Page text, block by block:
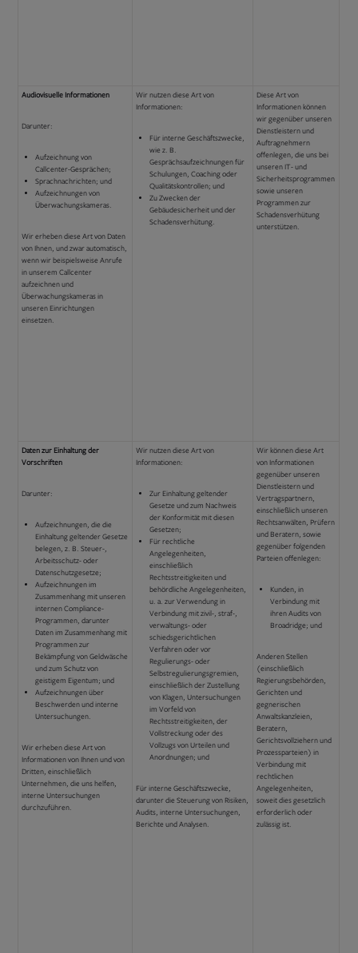
Audiovisuelle Informationen
Darunter:
Aufzeichnung von
Callcenter-Gesprächen;
Sprachnachrichten; und
Aufzeichnungen von
Überwachungskameras.
Wir erheben diese Art von Daten
von Ihnen, und zwar automatisch,
wenn wir beispielsweise Anrufe
in unserem Callcenter
aufzeichnen und
Überwachungskameras in
unseren Einrichtungen
einsetzen.
Wir nutzen diese Art von
Informationen:
Für interne Geschäftszwecke,
wie z. B.
Gesprächsaufzeichnungen für
Schulungen, Coaching oder
Qualitätskontrollen; und
Zu Zwecken der
Gebäudesicherheit und der
Schadensverhütung.
Diese Art von
Informationen können
wir gegenüber unseren
Dienstleistern und
Auftragnehmern
offenlegen, die uns bei
unseren IT- und
Sicherheitsprogrammen
sowie unseren
Programmen zur
Schadensverhütung
unterstützen.
Daten zur Einhaltung der
Vorschriften
Darunter:
Aufzeichnungen, die die
Einhaltung geltender Gesetze
belegen, z. B. Steuer-,
Arbeitsschutz- oder
Datenschutzgesetze;
Aufzeichnungen im
Zusammenhang mit unseren
internen Compliance-
Programmen, darunter
Daten im Zusammenhang mit
Programmen zur
Bekämpfung von Geldwäsche
und zum Schutz von
geistigem Eigentum; und
Aufzeichnungen über
Beschwerden und interne
Untersuchungen.
Wir erheben diese Art von
Informationen von Ihnen und von
Dritten, einschließlich
Unternehmen, die uns helfen,
interne Untersuchungen
durchzuführen.
Wir nutzen diese Art von
Informationen:
Zur Einhaltung geltender
Gesetze und zum Nachweis
der Konformität mit diesen
Gesetzen;
Für rechtliche
Angelegenheiten,
einschließlich
Rechtsstreitigkeiten und
behördliche Angelegenheiten,
u. a. zur Verwendung in
Verbindung mit zivil-, straf-,
verwaltungs- oder
schiedsgerichtlichen
Verfahren oder vor
Regulierungs- oder
Selbstregulierungsgremien,
einschließlich der Zustellung
von Klagen, Untersuchungen
im Vorfeld von
Rechtsstreitigkeiten, der
Vollstreckung oder des
Vollzugs von Urteilen und
Anordnungen; und
Für interne Geschäftszwecke,
darunter die Steuerung von Risiken,
Audits, interne Untersuchungen,
Berichte und Analysen.
Wir können diese Art
von Informationen
gegenüber unseren
Dienstleistern und
Vertragspartnern,
einschließlich unseren
Rechtsanwälten, Prüfern
und Beratern, sowie
gegenüber folgenden
Parteien offenlegen:
Kunden, in
Verbindung mit
ihren Audits von
Broadridge; und
Anderen Stellen
(einschließlich
Regierungsbehörden,
Gerichten und
gegnerischen
Anwaltskanzleien,
Beratern,
Gerichtsvollziehern und
Prozessparteien) in
Verbindung mit
rechtlichen
Angelegenheiten,
soweit dies gesetzlich
erforderlich oder
zulässig ist.